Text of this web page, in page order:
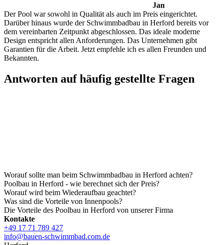
Jan
Der Pool war sowohl in Qualität als auch im Preis eingerichtet.
Darüber hinaus wurde der Schwimmbadbau in Herford bereits vor
dem vereinbarten Zeitpunkt abgeschlossen. Das ideale moderne
Design entspricht allen Anforderungen. Das Unternehmen gibt
Garantien für die Arbeit. Jetzt empfehle ich es allen Freunden und
Bekannten.
Antworten auf häufig gestellte Fragen
Worauf sollte man beim Schwimmbadbau in Herford achten?
Poolbau in Herford - wie berechnet sich der Preis?
Worauf wird beim Wiederaufbau geachtet?
Was sind die Vorteile von Innenpools?
Die Vorteile des Poolbau in Herford von unserer Firma
Kontakte
+49 17 71 789 427
info@bauen-schwimmbad.com.de